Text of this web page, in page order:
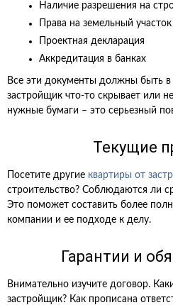
Наличие разрешения на
Права на земельный участок
Проектная декларация
Аккредитация в банках
Все эти документы должны быть в
застройщик что-то скрывает или
нужные бумаги – это серьезный
Текущие
Посетите другие квартиры от
строительство? Соблюдаются ли
Это поможет составить более
компании и ее подходе к делу.
Гарантии и
Внимательно изучите договор.
застройщик? Как прописана